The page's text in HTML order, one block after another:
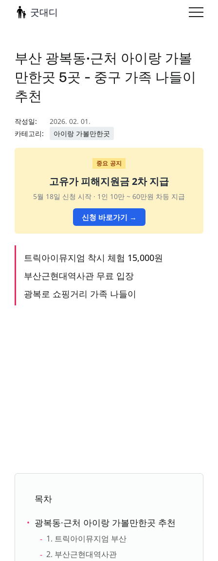
굿대디
부산 광복동·근처 아이랑 가볼
만한곳 5곳 - 중구 가족 나들이
추천
작성일:
2026. 02. 01.
카테고리:
아이랑 가볼만한곳
중요 공지
고유가 피해지원금 2차 지급
5월 18일 신청 시작 · 1인 10만 ~ 60만원 차등 지급
신청 바로가기 →
트릭아이뮤지엄 착시 체험 15,000원
부산근현대역사관 무료 입장
광복로 쇼핑거리 가족 나들이
목차
광복동·근처 아이랑 가볼만한곳 추천
1. 트릭아이뮤지엄 부산
2. 부산근현대역사관